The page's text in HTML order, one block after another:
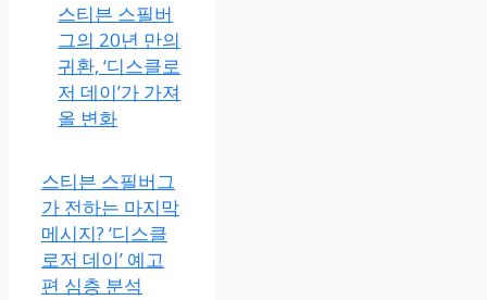
스티븐 스필버
그의 20년 만의
귀환, ‘디스클로
저 데이’가 가져
올 변화
스티븐 스필버그
가 전하는 마지막
메시지? ‘디스클
로저 데이’ 예고
편 심층 분석